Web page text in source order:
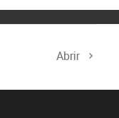
Abrir